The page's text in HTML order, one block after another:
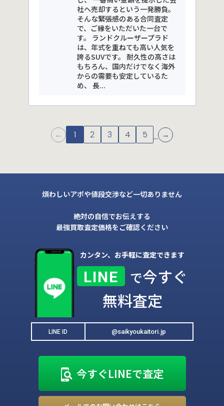
社へ売却するという一発勝負。
そんな緊張感のある合同査定
で、ご縁をいただいた一台で
す。 ランドクルーザープラド
は、年式を重ねても高い人気を
誇るSUVです。 耐久性の高さは
もちろん、国内だけでなく海外
からの需要も安定しているた
め、 長...
← 1 2 3 4 5 ... →
煩わしいアポや値段交渉など一切ありません
絶対の自信でお伝えする
最強買取査定価格をご確認ください
カンタン、お手軽に査定できます
LINE で今すぐ
無料査定
LINE ID @saikyoukaitori.jp
今すぐLINEで査定